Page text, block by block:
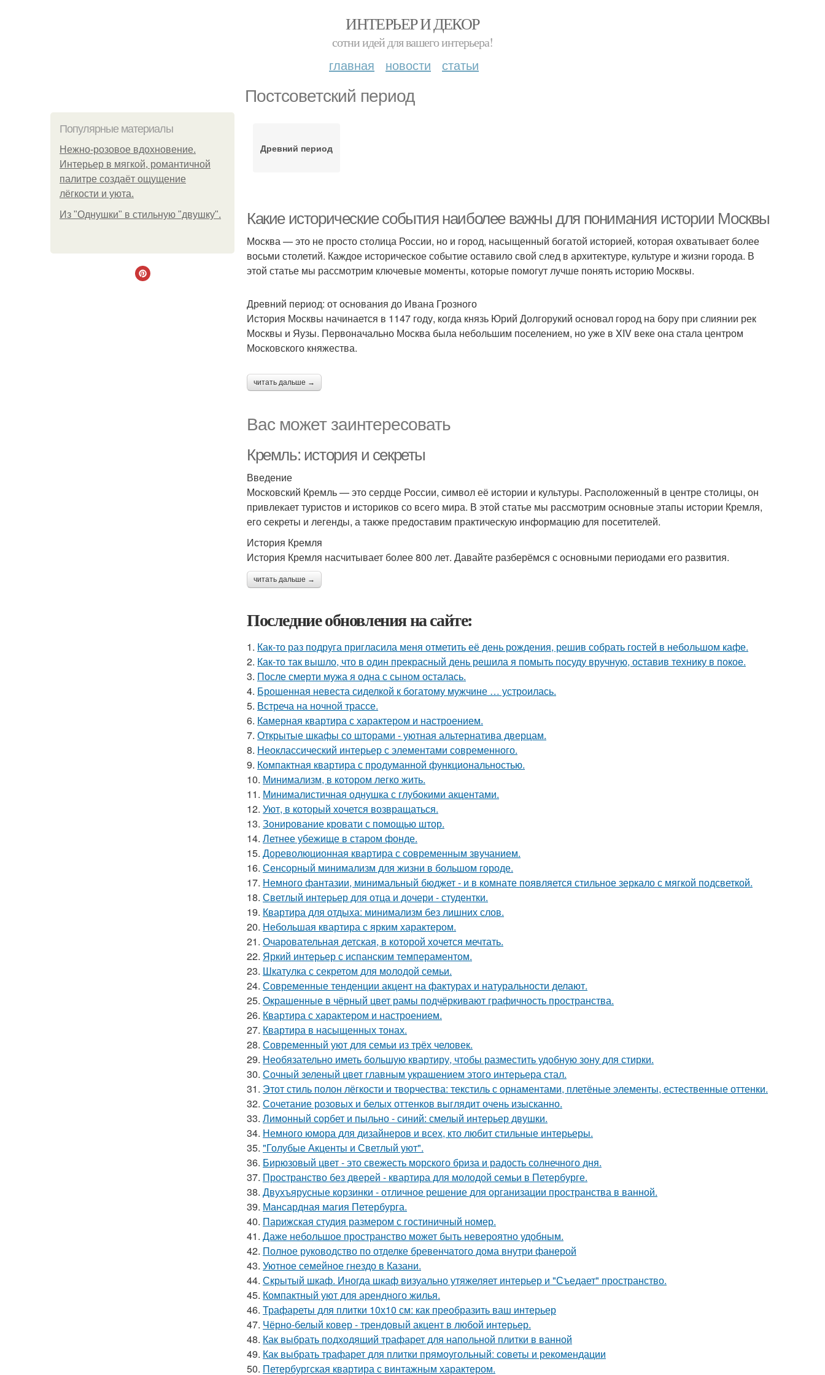
ИНТЕРЬЕР И ДЕКОР
сотни идей для вашего интерьера!
главная новости статьи
Постсоветский период
Популярные материалы
Нежно-розовое вдохновение.
Интерьер в мягкой, романтичной
палитре создаёт ощущение
лёгкости и уюта.
Из "Однушки" в стильную "двушку".
Древний период
Какие исторические события наиболее важны для понимания истории Москвы
Москва — это не просто столица России, но и город, насыщенный богатой историей, которая охватывает более
восьми столетий. Каждое историческое событие оставило свой след в архитектуре, культуре и жизни города. В
этой статье мы рассмотрим ключевые моменты, которые помогут лучше понять историю Москвы.
Древний период: от основания до Ивана Грозного
История Москвы начинается в 1147 году, когда князь Юрий Долгорукий основал город на бору при слиянии рек
Москвы и Яузы. Первоначально Москва была небольшим поселением, но уже в XIV веке она стала центром
Московского княжества.
читать дальше →
Вас может заинтересовать
Кремль: история и секреты
Введение
Московский Кремль — это сердце России, символ её истории и культуры. Расположенный в центре столицы, он
привлекает туристов и историков со всего мира. В этой статье мы рассмотрим основные этапы истории Кремля,
его секреты и легенды, а также предоставим практическую информацию для посетителей.
История Кремля
История Кремля насчитывает более 800 лет. Давайте разберёмся с основными периодами его развития.
читать дальше →
Последние обновления на сайте:
1. Как-то раз подруга пригласила меня отметить её день рождения, решив собрать гостей в небольшом кафе.
2. Как-то так вышло, что в один прекрасный день решила я помыть посуду вручную, оставив технику в покое.
3. После смерти мужа я одна с сыном осталась.
4. Брошенная невеста сиделкой к богатому мужчине … устроилась.
5. Встреча на ночной трассе.
6. Камерная квартира с характером и настроением.
7. Открытые шкафы со шторами - уютная альтернатива дверцам.
8. Неоклассический интерьер с элементами современного.
9. Компактная квартира с продуманной функциональностью.
10. Минимализм, в котором легко жить.
11. Минималистичная однушка с глубокими акцентами.
12. Уют, в который хочется возвращаться.
13. Зонирование кровати с помощью штор.
14. Летнее убежище в старом фонде.
15. Дореволюционная квартира с современным звучанием.
16. Сенсорный минимализм для жизни в большом городе.
17. Немного фантазии, минимальный бюджет - и в комнате появляется стильное зеркало с мягкой подсветкой.
18. Светлый интерьер для отца и дочери - студентки.
19. Квартира для отдыха: минимализм без лишних слов.
20. Небольшая квартира с ярким характером.
21. Очаровательная детская, в которой хочется мечтать.
22. Яркий интерьер с испанским темпераментом.
23. Шкатулка с секретом для молодой семьи.
24. Современные тенденции акцент на фактурах и натуральности делают.
25. Окрашенные в чёрный цвет рамы подчёркивают графичность пространства.
26. Квартира с характером и настроением.
27. Квартира в насыщенных тонах.
28. Современный уют для семьи из трёх человек.
29. Необязательно иметь большую квартиру, чтобы разместить удобную зону для стирки.
30. Сочный зеленый цвет главным украшением этого интерьера стал.
31. Этот стиль полон лёгкости и творчества: текстиль с орнаментами, плетёные элементы, естественные оттенки.
32. Сочетание розовых и белых оттенков выглядит очень изысканно.
33. Лимонный сорбет и пыльно - синий: смелый интерьер двушки.
34. Немного юмора для дизайнеров и всех, кто любит стильные интерьеры.
35. "Голубые Акценты и Светлый уют".
36. Бирюзовый цвет - это свежесть морского бриза и радость солнечного дня.
37. Пространство без дверей - квартира для молодой семьи в Петербурге.
38. Двухъярусные корзинки - отличное решение для организации пространства в ванной.
39. Мансардная магия Петербурга.
40. Парижская студия размером с гостиничный номер.
41. Даже небольшое пространство может быть невероятно удобным.
42. Полное руководство по отделке бревенчатого дома внутри фанерой
43. Уютное семейное гнездо в Казани.
44. Скрытый шкаф. Иногда шкаф визуально утяжеляет интерьер и "Съедает" пространство.
45. Компактный уют для арендного жилья.
46. Трафареты для плитки 10х10 см: как преобразить ваш интерьер
47. Чёрно-белый ковер - трендовый акцент в любой интерьер.
48. Как выбрать подходящий трафарет для напольной плитки в ванной
49. Как выбрать трафарет для плитки прямоугольный: советы и рекомендации
50. Петербургская квартира с винтажным характером.